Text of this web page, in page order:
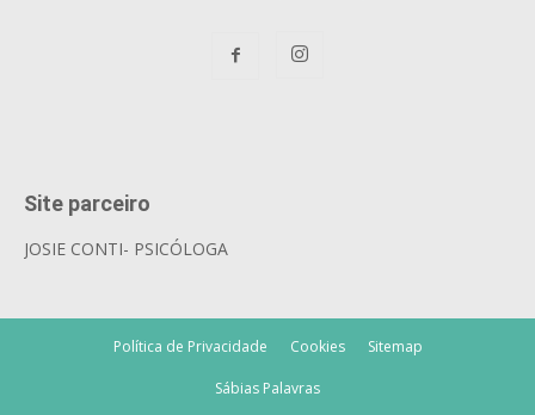
Site parceiro
JOSIE CONTI- PSICÓLOGA
Política de Privacidade Cookies Sitemap
Sábias Palavras